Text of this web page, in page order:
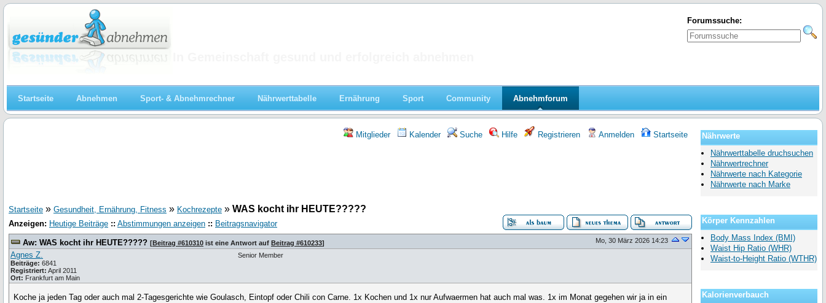
Forumssuche:
Startseite Abnehmen Sport- & Abnehmrechner Nährwerttabelle Ernährung Sport Community Abnehmforum
Mitglieder Kalender Suche Hilfe Registrieren Anmelden Startseite
Startseite » Gesundheit, Ernährung, Fitness » Kochrezepte » WAS kocht ihr HEUTE?????
Anzeigen: Heutige Beiträge :: Abstimmungen anzeigen :: Beitragsnavigator
Aw: WAS kocht ihr HEUTE????? [Beitrag #610310 ist eine Antwort auf Beitrag #610233] Mo, 30 März 2026 14:23
Agnes Z.
Beiträge: 6841
Registriert: April 2011
Ort: Frankfurt am Main
Senior Member
Koche ja jeden Tag oder auch mal 2-Tagesgerichte wie Goulasch, Eintopf oder Chili con Carne. 1x Kochen und 1x nur Aufwaermen hat auch mal was. 1x im Monat gegehen wir ja in ein
Nährwerte
Nährwerttabelle druchsuchen
Nährwertrechner
Nährwerte nach Kategorie
Nährwerte nach Marke
Körper Kennzahlen
Body Mass Index (BMI)
Waist Hip Ratio (WHR)
Waist-to-Height Ratio (WTHR)
Kalorienverbauch